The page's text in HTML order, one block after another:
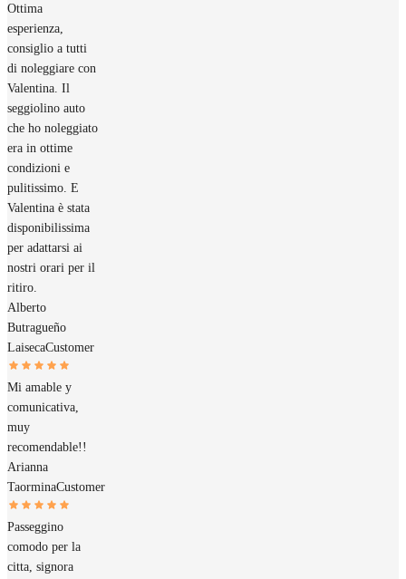
Ottima
esperienza,
consiglio a tutti
di noleggiare con
Valentina. Il
seggiolino auto
che ho noleggiato
era in ottime
condizioni e
pulitissimo. E
Valentina è stata
disponibilissima
per adattarsi ai
nostri orari per il
ritiro.
Alberto
Butragueño
LaisecaCustomer
Mi amable y
comunicativa,
muy
recomendable!!
Arianna
TaorminaCustomer
Passeggino
comodo per la
citta, signora